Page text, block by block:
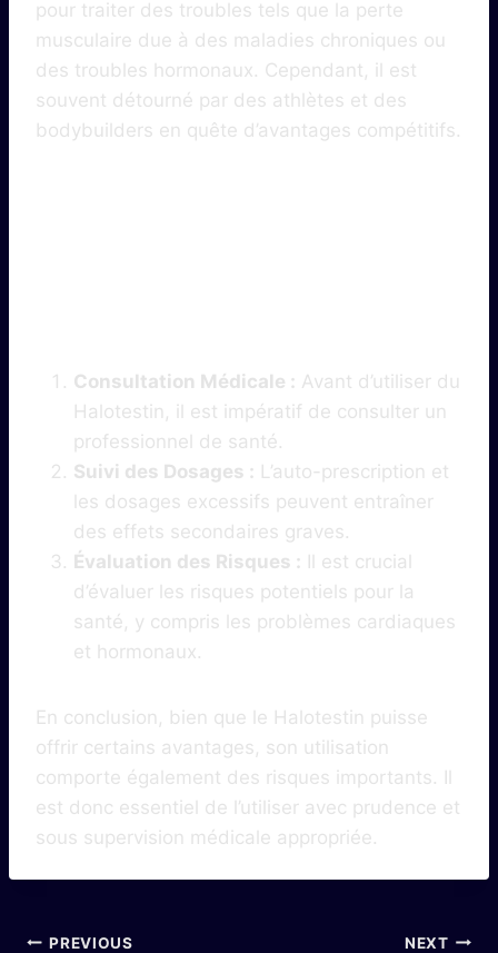
pour traiter des troubles tels que la perte
musculaire due à des maladies chroniques ou
des troubles hormonaux. Cependant, il est
souvent détourné par des athlètes et des
bodybuilders en quête d’avantages compétitifs.
Consultation Médicale : Avant d’utiliser du
Halotestin, il est impératif de consulter un
professionnel de santé.
Suivi des Dosages : L’auto-prescription et
les dosages excessifs peuvent entraîner
des effets secondaires graves.
Évaluation des Risques : Il est crucial
d’évaluer les risques potentiels pour la
santé, y compris les problèmes cardiaques
et hormonaux.
En conclusion, bien que le Halotestin puisse
offrir certains avantages, son utilisation
comporte également des risques importants. Il
est donc essentiel de l’utiliser avec prudence et
sous supervision médicale appropriée.
PREVIOUS NEXT